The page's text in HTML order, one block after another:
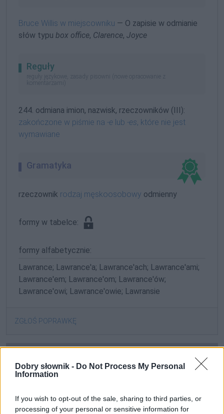
Dobry słownik - Do Not Process My Personal
Information
If you wish to opt-out of the sale, sharing to third parties, or
processing of your personal or sensitive information for
Bruce Willis w miejscowniku — O zapisie w odmianie
słów typu box office, Clarence, Joyce
Reguły
reguły językowe, zasady pisowni (nowe opracowanie z
komentarzami)
244. odmiana imion, nazwisk, rzeczowników (III):
zakończone w piśmie na -e lub -es, które nie jest
wymawiane
Gramatyka
rzeczownik rodzaj męskoosobowy odmienny
formy w tabelce:
formy alfabetycznie:
Lawrance; Lawrance'a; Lawrance'ach; Lawrance'ami;
Lawrance'em; Lawrance'om; Lawrance'ów;
Lawrance'owi; Lawrance'owie; Lawransie
ZGŁOŚ POPRAWKĘ